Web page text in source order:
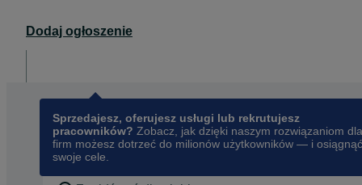
Dodaj ogłoszenie
Sprzedajesz, oferujesz usługi lub rekrutujesz
pracowników? Zobacz, jak dzięki naszym rozwiązaniom dla
firm możesz dotrzeć do milionów użytkowników — i osiągnąć
swoje cele.